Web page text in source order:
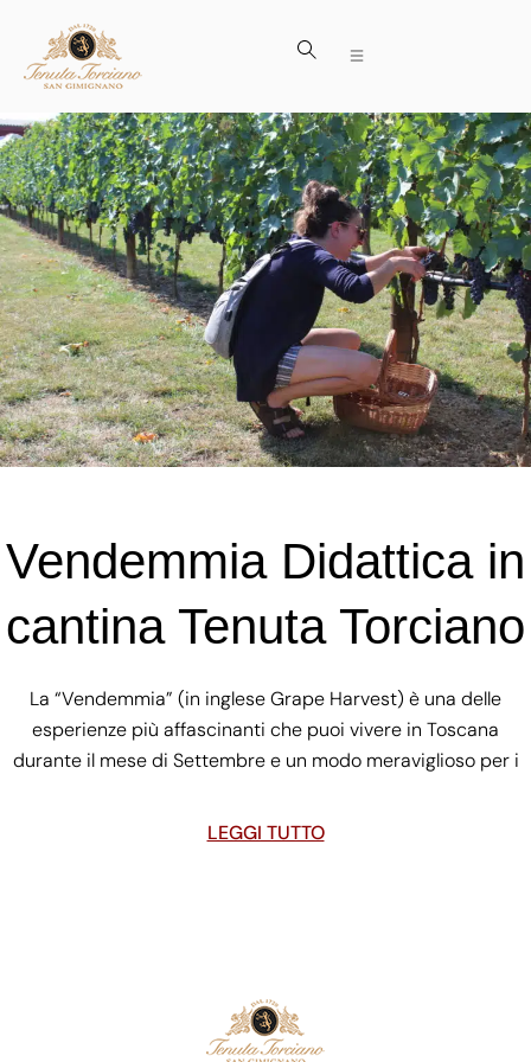
Vendemmia Didattica in
cantina Tenuta Torciano
La “Vendemmia” (in inglese Grape Harvest) è una delle
esperienze più affascinanti che puoi vivere in Toscana
durante il mese di Settembre e un modo meraviglioso per i
LEGGI TUTTO